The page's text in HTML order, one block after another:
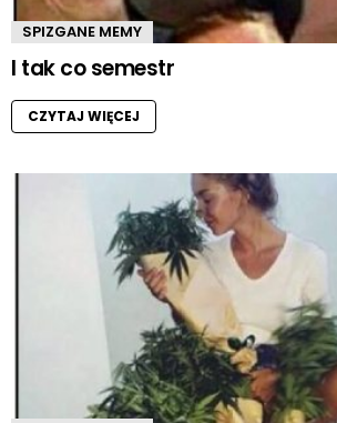
SPIZGANE MEMY
I tak co semestr
CZYTAJ WIĘCEJ